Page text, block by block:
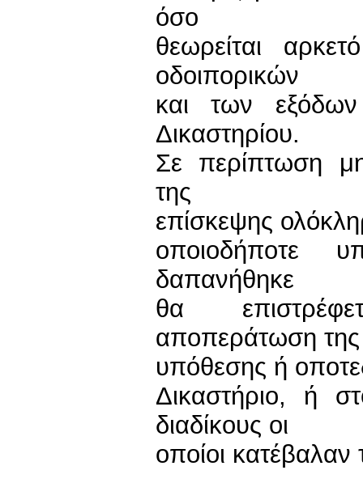
όσο
θεωρείται
οδοιπορικών
και των
Δικαστηρίου.
Σε περίπτωση
της
επίσκεψης
οποιοδήποτε
δαπανήθηκε
θα
αποπεράτωση της
υπόθεσης ή
Δικαστήριο, ή
διαδίκους οι
οποίοι κατέβαλαν